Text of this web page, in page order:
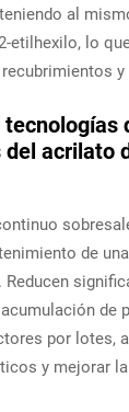
al
etilhexilo, lo
acrilato
de
de
por lotes,
y mejorar